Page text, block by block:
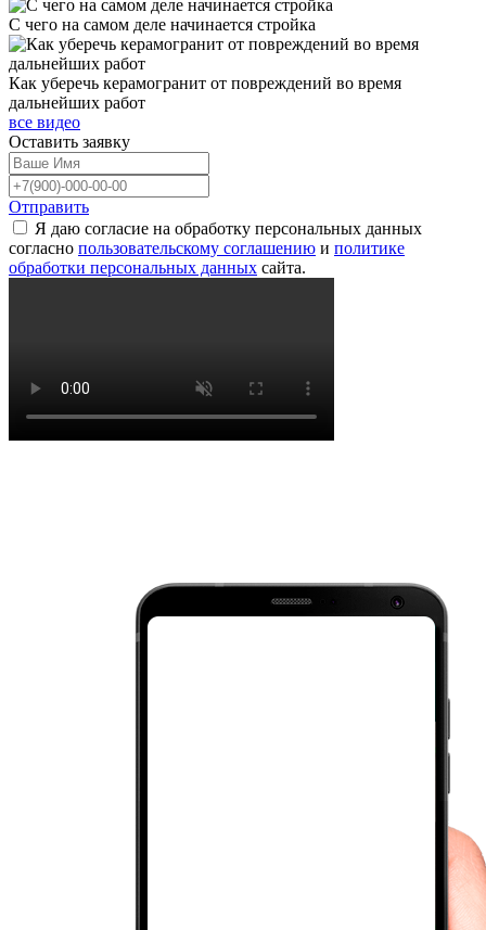
С чего на самом деле начинается стройка
Как уберечь керамогранит от повреждений во время
дальнейших работ
все видео
Оставить заявку
Отправить
Я даю согласие на обработку персональных данных
согласно пользовательскому соглашению и политике
обработки персональных данных сайта.